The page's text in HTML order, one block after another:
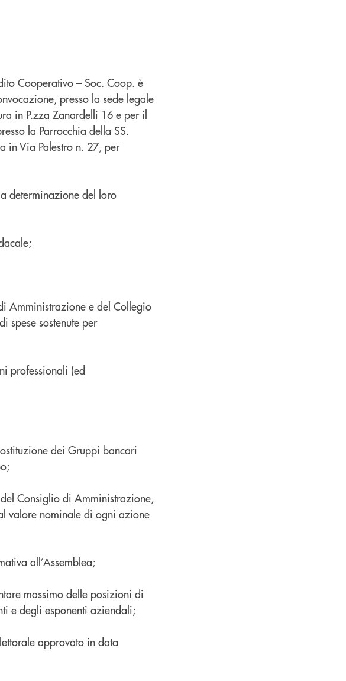
Cooperativo – Soc. Coop. è
presso la sede legale
in P.zza Zanardelli 16 e per il
la Parrocchia della SS.
in Via Palestro n. 27, per
determinazione del loro
Amministrazione e del Collegio
spese sostenute per
professionali (ed
dei Gruppi bancari
Consiglio di Amministrazione,
valore nominale di ogni azione
all’Assemblea;
massimo delle posizioni di
e degli esponenti aziendali;
approvato in data